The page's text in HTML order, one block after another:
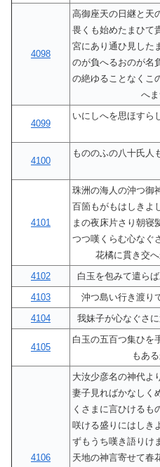
4098
高御座天の日継と天
畏くも始めたまひて
宮にあり通ひ見した
のが負へるおのが名
の絶ゆることなくこ
へ
4099
いにしへを思ほすら
4100
もののふの八十氏人
4101
珠洲の海人の沖つ御
百箇もがもはしきよ
まの夜床片さり朝寝
つつ嘆くらむ心なぐ
花橘に貫き交
4102
白玉を包みて遣ら
4103
沖つ島い行き渡り
4104
我妹子が心なぐさ
4105
白玉の五百つ集ひを
もあ
4106
大汝少彦名の神代よ
妻子見ればかなしく
くさまに言ひけるも
咲ける盛りにはしき
ずもうち嘆き語りけ
天地の神言寄せて春